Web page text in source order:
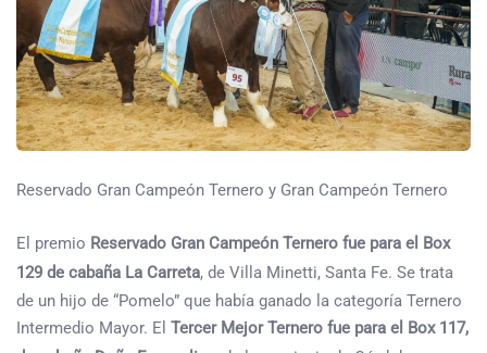
Reservado Gran Campeón Ternero y Gran Campeón Ternero
El premio Reservado Gran Campeón Ternero fue para el Box
129 de cabaña La Carreta, de Villa Minetti, Santa Fe. Se trata
de un hijo de “Pomelo” que había ganado la categoría Ternero
Intermedio Mayor. El Tercer Mejor Ternero fue para el Box 117,